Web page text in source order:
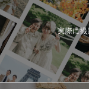
実際に撮